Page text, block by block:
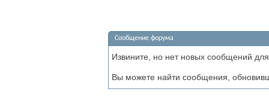
Сообщение форума
Извините, но нет новых сообщений
Вы можете найти сообщения,